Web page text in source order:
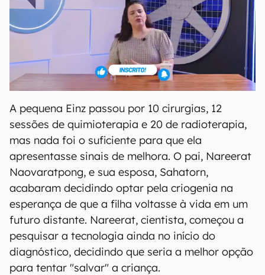
A pequena Einz passou por 10 cirurgias, 12
sessões de quimioterapia e 20 de radioterapia,
mas nada foi o suficiente para que ela
apresentasse sinais de melhora. O pai, Nareerat
Naovaratpong, e sua esposa, Sahatorn,
acabaram decidindo optar pela criogenia na
esperança de que a filha voltasse à vida em um
futuro distante. Nareerat, cientista, começou a
pesquisar a tecnologia ainda no início do
diagnóstico, decidindo que seria a melhor opção
para tentar "salvar" a criança.